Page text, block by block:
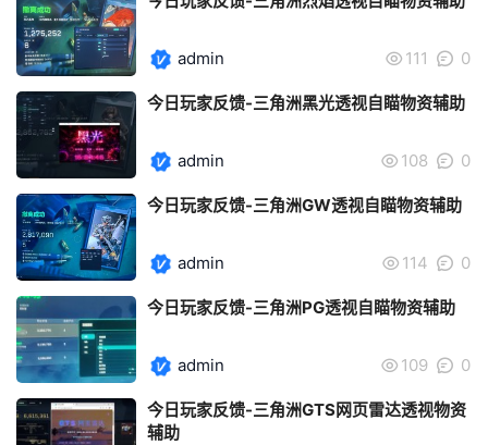
admin 111 0
今日玩家反馈-三角洲黑光透视自瞄物资辅助
admin 108 0
今日玩家反馈-三角洲GW透视自瞄物资辅助
admin 114 0
今日玩家反馈-三角洲PG透视自瞄物资辅助
admin 109 0
今日玩家反馈-三角洲GTS网页雷达透视物资
辅助